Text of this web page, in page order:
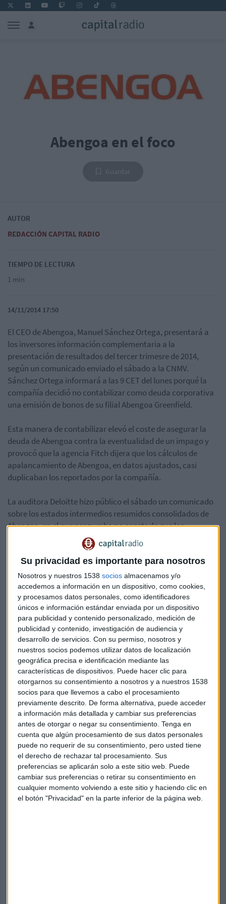
Su privacidad es importante para nosotros
Nosotros y nuestros 1538 socios almacenamos y/o
accedemos a información en un dispositivo, como cookies,
y procesamos datos personales, como identificadores
únicos e información estándar enviada por un dispositivo
para publicidad y contenido personalizado, medición de
publicidad y contenido, investigación de audiencia y
desarrollo de servicios. Con su permiso, nosotros y
nuestros socios podemos utilizar datos de localización
geográfica precisa e identificación mediante las
características de dispositivos. Puede hacer clic para
otorgarnos su consentimiento a nosotros y a nuestros 1538
socios para que llevemos a cabo el procesamiento
previamente descrito. De forma alternativa, puede acceder
a información más detallada y cambiar sus preferencias
antes de otorgar o negar su consentimiento. Tenga en
cuenta que algún procesamiento de sus datos personales
puede no requerir de su consentimiento, pero usted tiene
el derecho de rechazar tal procesamiento. Sus
preferencias se aplicarán solo a este sitio web. Puede
cambiar sus preferencias o retirar su consentimiento en
cualquier momento volviendo a este sitio y haciendo clic en
el botón "Privacidad" en la parte inferior de la página web.
Abengoa en el foco
AUTOR
REDACCIÓN CAPITAL RADIO
TIEMPO DE LECTURA
1 min
14/11/2014 17:50
El CEO de Abengoa, Manuel Sánchez Ortega, presentará a
los inversores información complementaria a la
presentación de resultados del tercer trimesre de 2014,
según un comunicado enviado el sábado a la CNMV.
Sánchez Ortega informará a las 9 CET del lunes porqué la
compañía decidió no contabilizar como deuda corporativa
una emisión de bonos de su filial Abengoa Greenfield.
Esta manera de contabilizar elevó el coste de asegurar la
deuda de Abengoa contra la eventualidad de un impago y
provocó que la agencia Fitch dijera que los cálculos de
apalancamiento de Abengoa, en datos ajustados, casi
duplicaban los reportados por la compañía.
La auditora Deloitte hizo público el sábado un comunicado
sobre los estados intermedios resumidos consolidados de
Abengoa, en el que aseguraba no constarle que los
resultados a septiembre no estuvieran preparados según las
normas internacionales de contabilidad.
Ignacio Sebastián de Erice, desde Bolsakrak, nos deja el
análisis técnico. Hablamos de Abengoa, FCC y George Soros,
Telefónica, BBVA, Santander, Bankinter, entre otros valores.
Suscríbete a nuestros boletines
Te enviaremos las noticias más importantes del día